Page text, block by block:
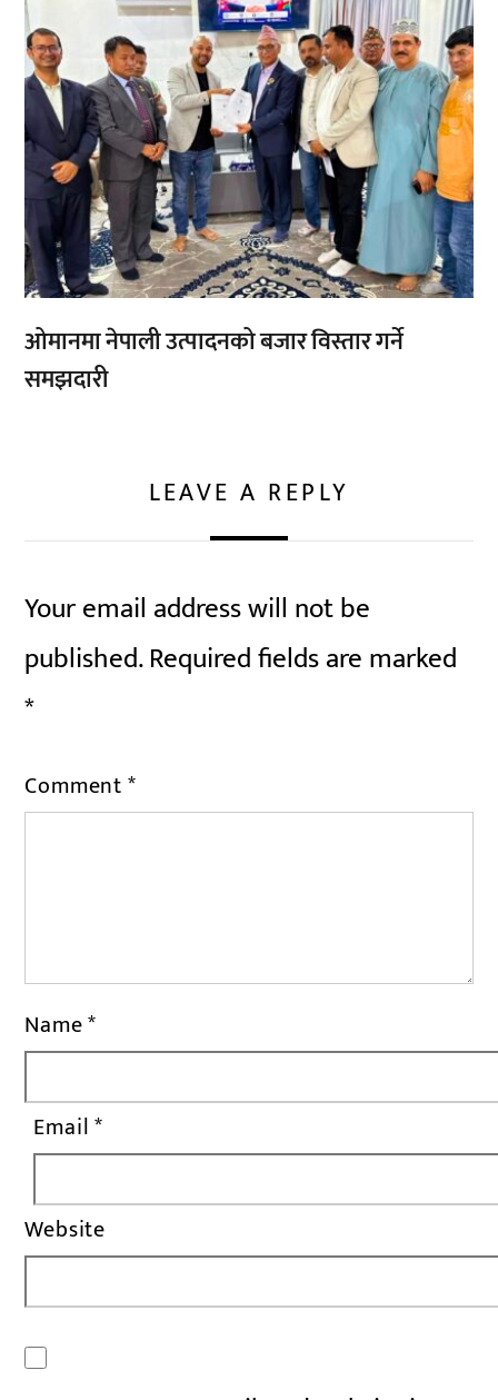
ओमानमा नेपाली उत्पादनको बजार विस्तार गर्ने
समझदारी
LEAVE A REPLY
Your email address will not be
published.Required fields are marked
*
Comment*
Name*
Email*
Website